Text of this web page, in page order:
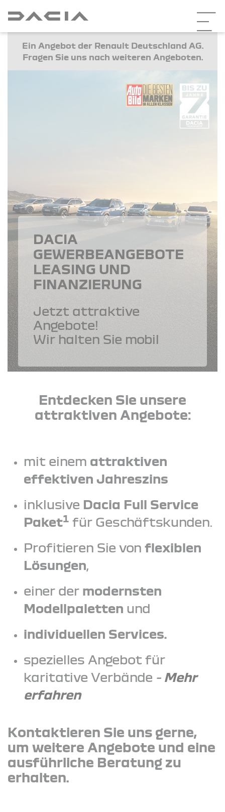
Ein Angebot der Renault Deutschland AG.
Fragen Sie uns nach weiteren Angeboten.
DACIA
GEWERBEANGEBOTE
LEASING UND
FINANZIERUNG
Jetzt attraktive
Angebote!
Wir halten Sie mobil
Entdecken Sie unsere
attraktiven Angebote:
mit einem attraktiven
effektiven Jahreszins
inklusive Dacia Full Service
Paket1 für Geschäftskunden.
Profitieren Sie von flexiblen
Lösungen
einer der modernsten
Modellpaletten und
individuellen Services.
spezielles Angebot für
karitative Verbände - Mehr
erfahren
Kontaktieren Sie uns gerne,
um weitere Angebote und eine
ausführliche Beratung zu
erhalten.